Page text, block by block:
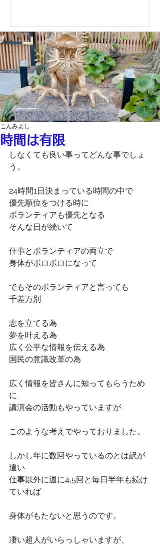
時間は有限
こんみよし
しなくても良い事ってどんな事でしょ
う。
24時間1日決まっている時間の中で
優先順位をつける時に
ボランティアも優先となる
そんな日が続いて
仕事とボランティアの両立で
身体がボロボロになって
でもそのボランティアと言っても
千差万別
志を立てる為
夢を叶える為
広く公平な情報を伝える為
国民の意識改革の為
広く情報を皆さんに知ってもらうため
に
講演会の活動もやっていますが
このような考えでやっておりました。
しかし年に数回やっているのとは訳が
違い
仕事以外に週に4,5回と毎日半年も続け
ていれば
身体がもたないと思うのです。
凄い超人がいらっしゃいますが、